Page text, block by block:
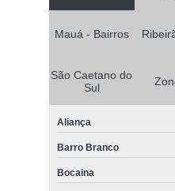
Mauá - Bairros
São Caetano do
Sul
Aliança
Barro Branco
Bocaina